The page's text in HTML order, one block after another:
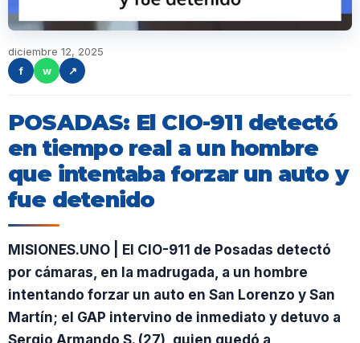
diciembre 12, 2025
f
w ↗
POSADAS: El CIO-911 detectó
en tiempo real a un hombre
que intentaba forzar un auto y
fue detenido
MISIONES.UNO | El CIO-911 de Posadas detectó
por cámaras, en la madrugada, a un hombre
intentando forzar un auto en San Lorenzo y San
Martín; el GAP intervino de inmediato y detuvo a
Sergio Armando S. (27), quien quedó a